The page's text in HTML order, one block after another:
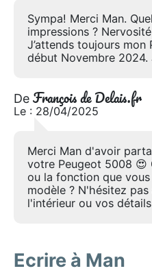
Sympa! Merci Man.
impressions ?
J’attends toujours mon
début Novembre 2024.
De François de Delais.fr
Le : 28/04/2025
Merci Man d'avoir
votre Peugeot 5008 😍
ou la fonction que
modèle ? N'hésitez
l'intérieur ou vos
Ecrire à Man